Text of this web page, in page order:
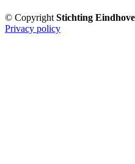
© CopyrightStichting
Privacy policy